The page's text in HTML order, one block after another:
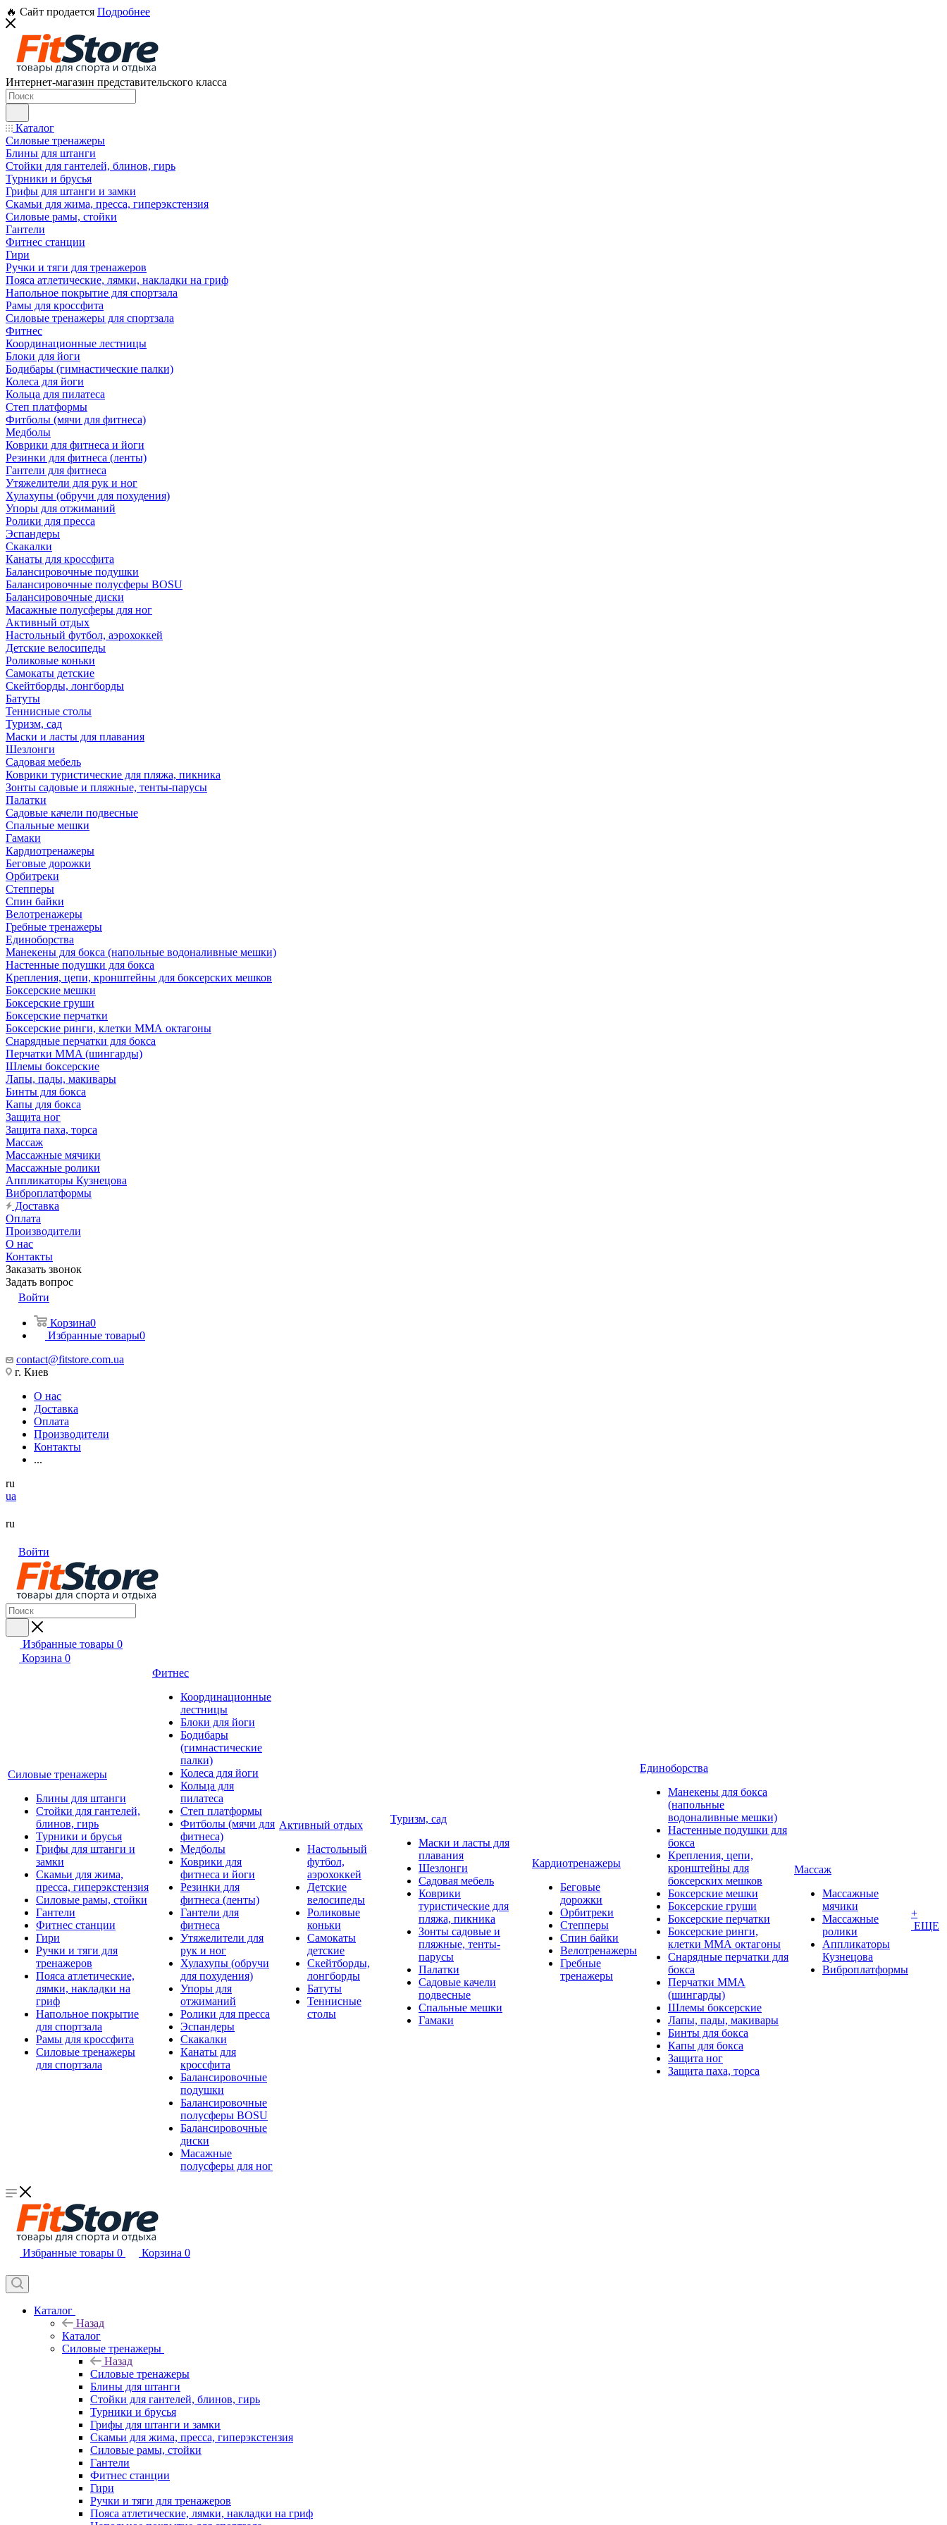
🔥 Сайт продается Подробнее
Интернет-магазин представительского класса
Каталог
Силовые тренажеры
Блины для штанги
Стойки для гантелей, блинов, гирь
Турники и брусья
Грифы для штанги и замки
Скамьи для жима, пресса, гиперэкстензия
Силовые рамы, стойки
Гантели
Фитнес станции
Гири
Ручки и тяги для тренажеров
Пояса атлетические, лямки, накладки на гриф
Напольное покрытие для спортзала
Рамы для кроссфита
Силовые тренажеры для спортзала
Фитнес
Координационные лестницы
Блоки для йоги
Бодибары (гимнастические палки)
Колеса для йоги
Кольца для пилатеса
Степ платформы
Фитболы (мячи для фитнеса)
Медболы
Коврики для фитнеса и йоги
Резинки для фитнеса (ленты)
Гантели для фитнеса
Утяжелители для рук и ног
Хулахупы (обручи для похудения)
Упоры для отжиманий
Ролики для пресса
Эспандеры
Скакалки
Канаты для кроссфита
Балансировочные подушки
Балансировочные полусферы BOSU
Балансировочные диски
Масажные полусферы для ног
Активный отдых
Настольный футбол, аэрохоккей
Детские велосипеды
Роликовые коньки
Самокаты детские
Скейтборды, лонгборды
Батуты
Теннисные столы
Туризм, сад
Маски и ласты для плавания
Шезлонги
Садовая мебель
Коврики туристические для пляжа, пикника
Зонты садовые и пляжные, тенты-парусы
Палатки
Садовые качели подвесные
Спальные мешки
Гамаки
Кардиотренажеры
Беговые дорожки
Орбитреки
Степперы
Спин байки
Велотренажеры
Гребные тренажеры
Единоборства
Манекены для бокса (напольные водоналивные мешки)
Настенные подушки для бокса
Крепления, цепи, кронштейны для боксерских мешков
Боксерские мешки
Боксерские груши
Боксерские перчатки
Боксерские ринги, клетки ММА октагоны
Снарядные перчатки для бокса
Перчатки MMA (шингарды)
Шлемы боксерские
Лапы, пады, макивары
Бинты для бокса
Капы для бокса
Защита ног
Защита паха, торса
Массаж
Массажные мячики
Массажные ролики
Аппликаторы Кузнецова
Виброплатформы
Доставка
Оплата
Производители
О нас
Контакты
Заказать звонок
Задать вопрос
Войти
Корзина0
Избранные товары0
contact@fitstore.com.ua
г. Киев
О нас
Доставка
Оплата
Производители
Контакты
...
ru
ua
ru
Войти
Избранные товары 0
Корзина 0
Силовые тренажеры
Блины для штанги
Стойки для гантелей,
блинов, гирь
Турники и брусья
Грифы для штанги и
замки
Скамьи для жима,
пресса, гиперэкстензия
Силовые рамы, стойки
Гантели
Фитнес станции
Гири
Ручки и тяги для
тренажеров
Пояса атлетические,
лямки, накладки на
гриф
Напольное покрытие
для спортзала
Рамы для кроссфита
Силовые тренажеры
для спортзала
Фитнес
Координационные
лестницы
Блоки для йоги
Бодибары
(гимнастические
палки)
Колеса для йоги
Кольца для
пилатеса
Степ платформы
Фитболы (мячи для
фитнеса)
Медболы
Коврики для
фитнеса и йоги
Резинки для
фитнеса (ленты)
Гантели для
фитнеса
Утяжелители для
рук и ног
Хулахупы (обручи
для похудения)
Упоры для
отжиманий
Ролики для пресса
Эспандеры
Скакалки
Канаты для
кроссфита
Балансировочные
подушки
Балансировочные
полусферы BOSU
Балансировочные
диски
Масажные
полусферы для ног
Активный отдых
Настольный
футбол,
аэрохоккей
Детские
велосипеды
Роликовые
коньки
Самокаты
детские
Скейтборды,
лонгборды
Батуты
Теннисные
столы
Туризм, сад
Маски и ласты для
плавания
Шезлонги
Садовая мебель
Коврики
туристические для
пляжа, пикника
Зонты садовые и
пляжные, тенты-
парусы
Палатки
Садовые качели
подвесные
Спальные мешки
Гамаки
Кардиотренажеры
Беговые
дорожки
Орбитреки
Степперы
Спин байки
Велотренажеры
Гребные
тренажеры
Единоборства
Манекены для бокса
(напольные
водоналивные мешки)
Настенные подушки для
бокса
Крепления, цепи,
кронштейны для
боксерских мешков
Боксерские мешки
Боксерские груши
Боксерские перчатки
Боксерские ринги,
клетки ММА октагоны
Снарядные перчатки для
бокса
Перчатки MMA
(шингарды)
Шлемы боксерские
Лапы, пады, макивары
Бинты для бокса
Капы для бокса
Защита ног
Защита паха, торса
Массаж
Массажные
мячики
Массажные
ролики
Аппликаторы
Кузнецова
Виброплатформы
+
ЕЩЕ
Избранные товары 0 Корзина 0
Каталог
Назад
Каталог
Силовые тренажеры
Назад
Силовые тренажеры
Блины для штанги
Стойки для гантелей, блинов, гирь
Турники и брусья
Грифы для штанги и замки
Скамьи для жима, пресса, гиперэкстензия
Силовые рамы, стойки
Гантели
Фитнес станции
Гири
Ручки и тяги для тренажеров
Пояса атлетические, лямки, накладки на гриф